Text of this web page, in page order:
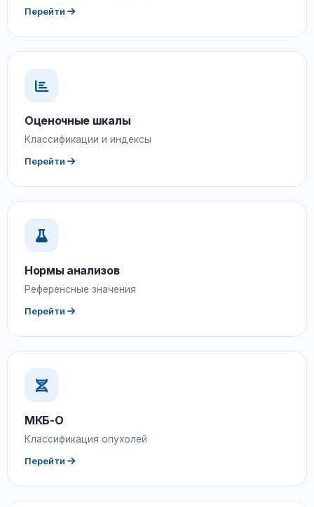
Перейти
Оценочные шкалы
Классификации и индексы
Перейти
Нормы анализов
Референсные значения
Перейти
МКБ-О
Классификация опухолей
Перейти